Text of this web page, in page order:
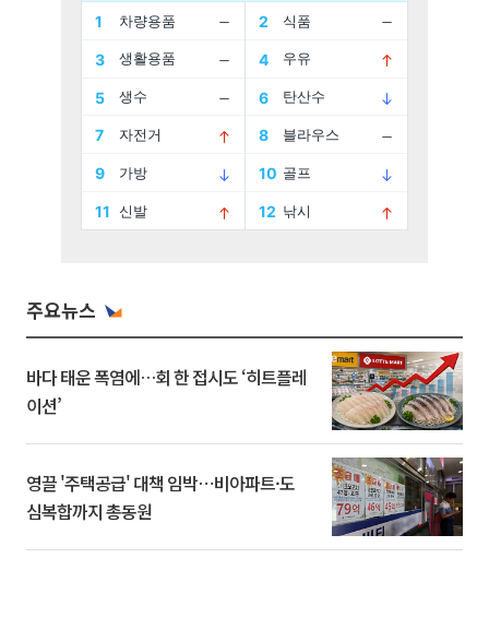
주요뉴스
바다 태운 폭염에…회 한 접시도 ‘히트플레
이션’
영끌 '주택공급' 대책 임박⋯비아파트·도
심복합까지 총동원